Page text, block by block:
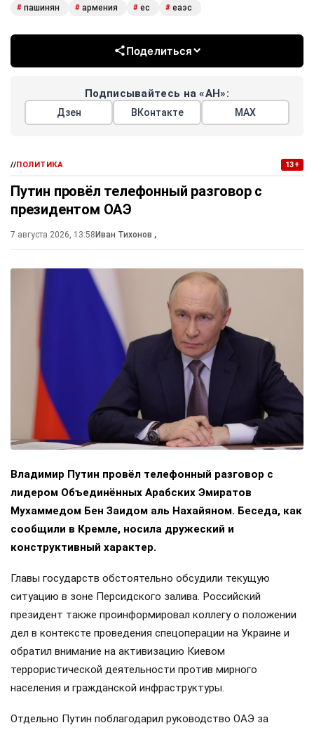
# пашинян # армения # ес # еаэс
Поделиться
Подписывайтесь на «АН»:
Дзен ВКонтакте МАХ
//ПОЛИТИКА 13+
Путин провёл телефонный разговор с
президентом ОАЭ
7 августа 2026, 13:58Иван Тихонов ,
Владимир Путин провёл телефонный разговор с
лидером Объединённых Арабских Эмиратов
Мухаммедом Бен Заидом аль Нахайяном. Беседа, как
сообщили в Кремле, носила дружеский и
конструктивный характер.
Главы государств обстоятельно обсудили текущую
ситуацию в зоне Персидского залива. Российский
президент также проинформировал коллегу о положении
дел в контексте проведения спецоперации на Украине и
обратил внимание на активизацию Киевом
террористической деятельности против мирного
населения и гражданской инфраструктуры.
Отдельно Путин поблагодарил руководство ОАЭ за